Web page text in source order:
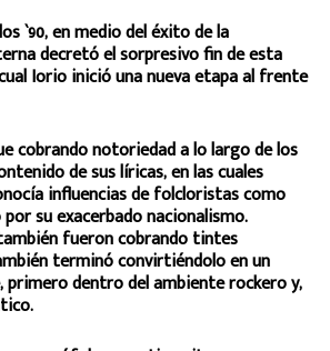
`90, en medio del éxito de la
decretó el sorpresivo fin de esta
Iorio inició una nueva etapa al frente
cobrando notoriedad a lo largo de los
de sus líricas, en las cuales
influencias de folcloristas como
su exacerbado nacionalismo.
fueron cobrando tintes
terminó convirtiéndolo en un
primero dentro del ambiente rockero y,